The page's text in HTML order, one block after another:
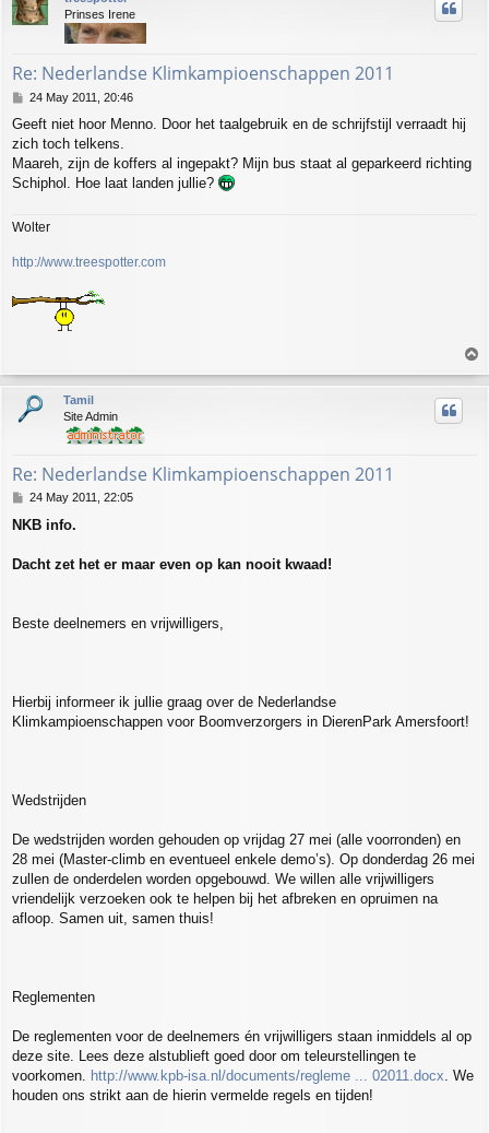
Prinses Irene
Re: Nederlandse Klimkampioenschappen 2011
P
s
t
24 May 2011, 20:46
Geeft niet hoor Menno. Door het taalgebruik en de schrijfstijl verraadt hij
zich toch telkens.
Maareh, zijn de koffers al ingepakt? Mijn bus staat al geparkeerd richting
Schiphol. Hoe laat landen jullie?
Wolter
http://www.treespotter.com
p
Tamil
Site Admin
Re: Nederlandse Klimkampioenschappen 2011
P
s
24 May 2011, 22:05
NKB info.
Dacht zet het er maar even op kan nooit kwaad!
Beste deelnemers en vrijwilligers,
Hierbij informeer ik jullie graag over de Nederlandse
Klimkampioenschappen voor Boomverzorgers in DierenPark Amersfoort!
Wedstrijden
De wedstrijden worden gehouden op vrijdag 27 mei (alle voorronden) en
28 mei (Master-climb en eventueel enkele demo’s). Op donderdag 26 mei
zullen de onderdelen worden opgebouwd. We willen alle vrijwilligers
vriendelijk verzoeken ook te helpen bij het afbreken en opruimen na
afloop. Samen uit, samen thuis!
Reglementen
De reglementen voor de deelnemers én vrijwilligers staan inmiddels al op
deze site. Lees deze alstublieft goed door om teleurstellingen te
voorkomen.
http://www.kpb-isa.nl/documents/regleme ... 02011.docx . We
houden ons strikt aan de hierin vermelde regels en tijden!